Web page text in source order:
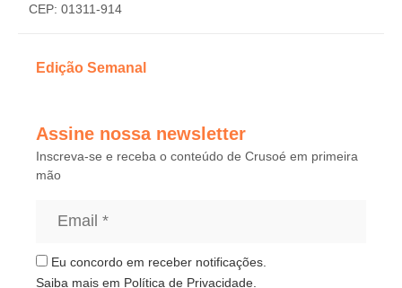
CEP: 01311-914
Edição Semanal
Assine nossa newsletter
Inscreva-se e receba o conteúdo de Crusoé em primeira
mão
Eu concordo em receber notificações.
Saiba mais em Política de Privacidade